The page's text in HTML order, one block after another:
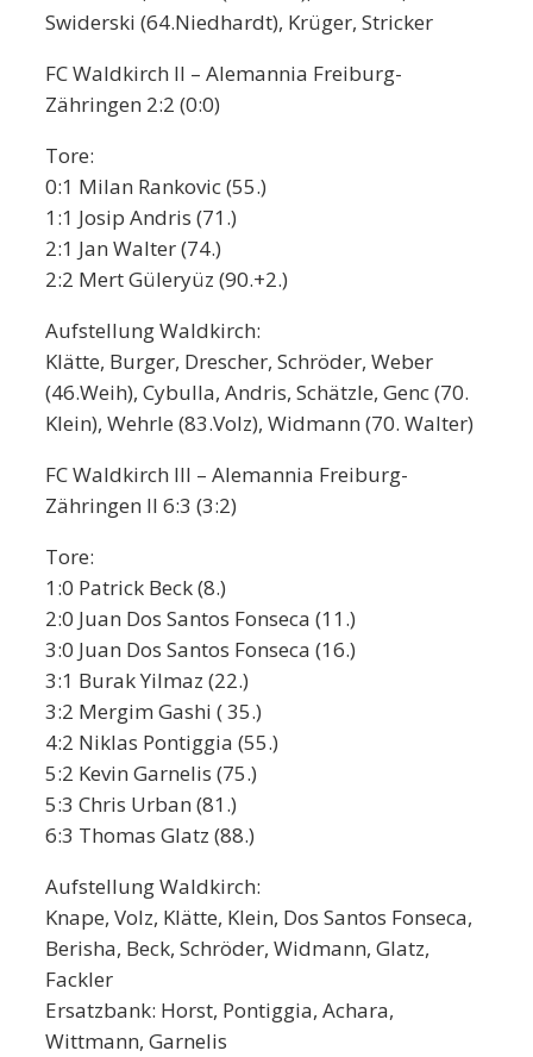
Swiderski (64.Niedhardt), Krüger, Stricker
FC Waldkirch II – Alemannia Freiburg-
Zähringen 2:2 (0:0)
Tore:
0:1 Milan Rankovic (55.)
1:1 Josip Andris (71.)
2:1 Jan Walter (74.)
2:2 Mert Güleryüz (90.+2.)
Aufstellung Waldkirch:
Klätte, Burger, Drescher, Schröder, Weber
(46.Weih), Cybulla, Andris, Schätzle, Genc (70.
Klein), Wehrle (83.Volz), Widmann (70. Walter)
FC Waldkirch III – Alemannia Freiburg-
Zähringen II 6:3 (3:2)
Tore:
1:0 Patrick Beck (8.)
2:0 Juan Dos Santos Fonseca (11.)
3:0 Juan Dos Santos Fonseca (16.)
3:1 Burak Yilmaz (22.)
3:2 Mergim Gashi ( 35.)
4:2 Niklas Pontiggia (55.)
5:2 Kevin Garnelis (75.)
5:3 Chris Urban (81.)
6:3 Thomas Glatz (88.)
Aufstellung Waldkirch:
Knape, Volz, Klätte, Klein, Dos Santos Fonseca,
Berisha, Beck, Schröder, Widmann, Glatz,
Fackler
Ersatzbank: Horst, Pontiggia, Achara,
Wittmann, Garnelis